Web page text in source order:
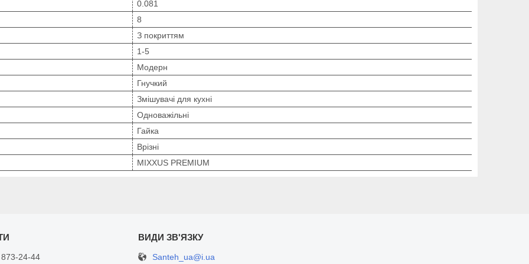
0.081
8
З покриттям
1-5
Модерн
Гнучкий
Змішувачі для кухні
Одноважільні
Гайка
Врізні
MIXXUS PREMIUM
24-44 Santeh_ua@i.ua